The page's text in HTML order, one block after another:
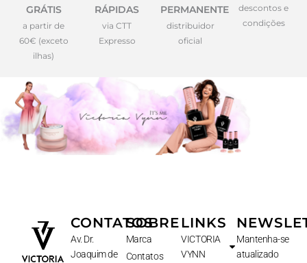
GRÁTIS
a partir de
60€ (exceto
ilhas)
RÁPIDAS
via CTT
Expresso
PERMANENTE
distribuidor
oficial
descontos e
condições
CONTATOS
Av. Dr.
Joaquim de
SOBRE
Marca
Contatos
LINKS
VICTORIA
VYNN
Mantenha-se
atualizado